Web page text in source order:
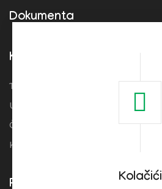
Kolačići
Dokumenta
Korisni Linkovi
Turistička organizacija Srbije
Ugostitelji
Često postavljena pitanja
Kolačići
Pogledajte